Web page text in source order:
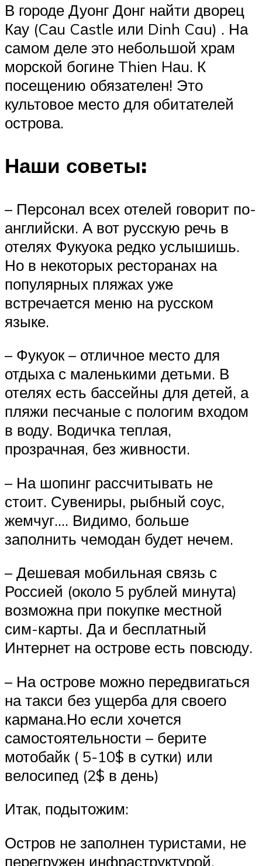
В городе Дуонг Донг найти дворец
Кау (Cаu Cаstle или Dinh Cau) . На
самом деле это небольшой храм
морской богине Thiеn Hаu. К
посещению обязателен! Это
культовое место для обитателей
острова.
Наши советы:
– Персонал всех отелей говорит по-
английски. А вот русскую речь в
отелях Фукуока редко услышишь.
Но в некоторых ресторанах на
популярных пляжах уже
встречается меню на русском
языке.
– Фукуок – отличное место для
отдыха с маленькими детьми. В
отелях есть бассейны для детей, а
пляжи песчаные с пологим входом
в воду. Водичка теплая,
прозрачная, без живности.
– На шопинг рассчитывать не
стоит. Сувениры, рыбный соус,
жемчуг…. Видимо, больше
заполнить чемодан будет нечем.
– Дешевая мобильная связь с
Россией (около 5 рублей минута)
возможна при покупке местной
сим-карты. Да и бесплатный
Интернет на острове есть повсюду.
– На острове можно передвигаться
на такси без ущерба для своего
кармана.Но если хочется
самостоятельности – берите
мотобайк ( 5-10$ в сутки) или
велосипед (2$ в день)
Итак, подытожим:
Остров не заполнен туристами, не
перегружен инфраструктурой.